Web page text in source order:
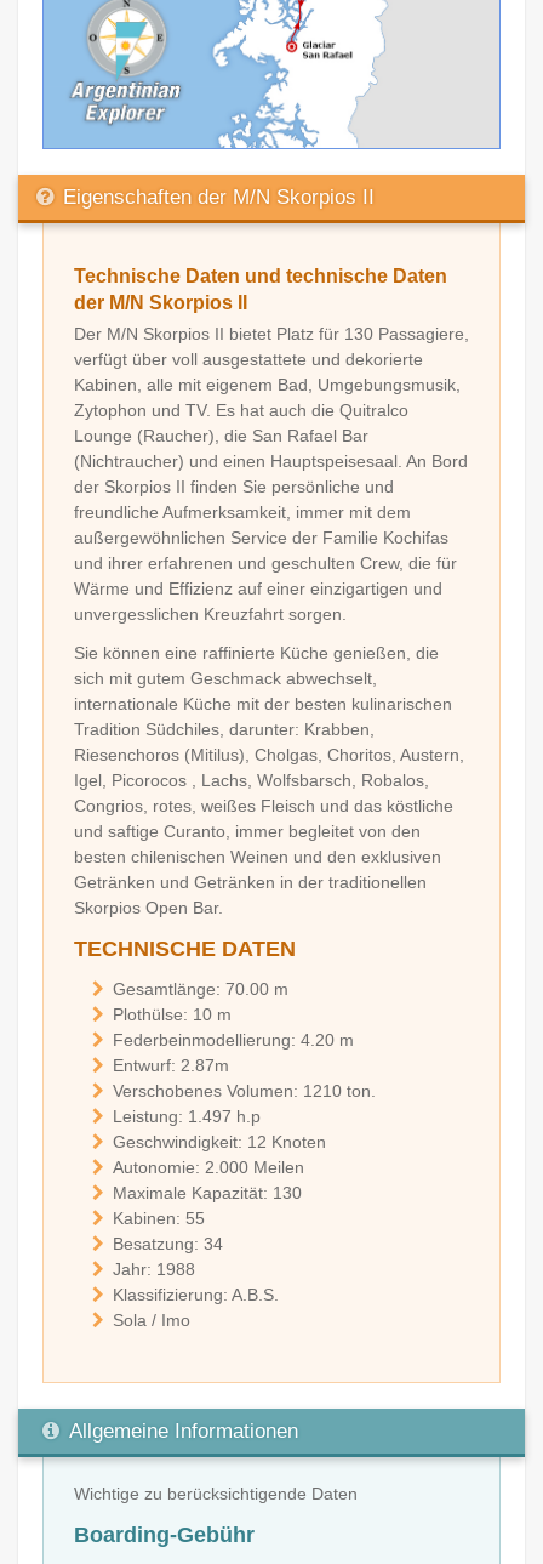
Eigenschaften der M/N Skorpios II
Technische Daten und technische Daten
der M/N Skorpios II
Der M/N Skorpios II bietet Platz für 130 Passagiere,
verfügt über voll ausgestattete und dekorierte
Kabinen, alle mit eigenem Bad, Umgebungsmusik,
Zytophon und TV. Es hat auch die Quitralco
Lounge (Raucher), die San Rafael Bar
(Nichtraucher) und einen Hauptspeisesaal. An Bord
der Skorpios II finden Sie persönliche und
freundliche Aufmerksamkeit, immer mit dem
außergewöhnlichen Service der Familie Kochifas
und ihrer erfahrenen und geschulten Crew, die für
Wärme und Effizienz auf einer einzigartigen und
unvergesslichen Kreuzfahrt sorgen.
Sie können eine raffinierte Küche genießen, die
sich mit gutem Geschmack abwechselt,
internationale Küche mit der besten kulinarischen
Tradition Südchiles, darunter: Krabben,
Riesenchoros (Mitilus), Cholgas, Choritos, Austern,
Igel, Picorocos , Lachs, Wolfsbarsch, Robalos,
Congrios, rotes, weißes Fleisch und das köstliche
und saftige Curanto, immer begleitet von den
besten chilenischen Weinen und den exklusiven
Getränken und Getränken in der traditionellen
Skorpios Open Bar.
TECHNISCHE DATEN
Gesamtlänge: 70.00 m
Plothülse: 10 m
Federbeinmodellierung: 4.20 m
Entwurf: 2.87m
Verschobenes Volumen: 1210 ton.
Leistung: 1.497 h.p
Geschwindigkeit: 12 Knoten
Autonomie: 2.000 Meilen
Maximale Kapazität: 130
Kabinen: 55
Besatzung: 34
Jahr: 1988
Klassifizierung: A.B.S.
Sola / Imo
Allgemeine Informationen
Wichtige zu berücksichtigende Daten
Boarding-Gebühr